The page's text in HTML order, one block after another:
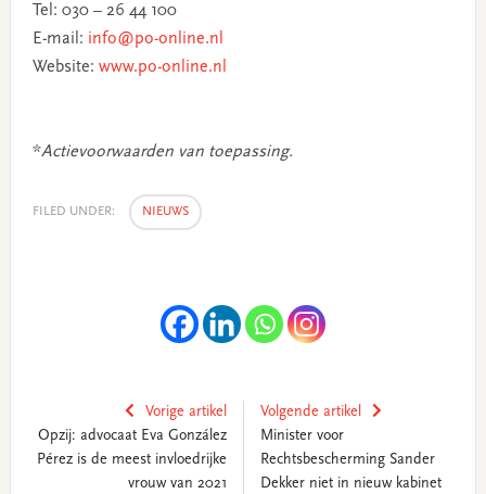
Tel: 030 – 26 44 100
E-mail: info@po-online.nl
Website: www.po-online.nl
*Actievoorwaarden van toepassing.
FILED UNDER: NIEUWS
Vorige artikel
Opzij: advocaat Eva González
Pérez is de meest invloedrijke
vrouw van 2021
Volgende artikel
Minister voor
Rechtsbescherming Sander
Dekker niet in nieuw kabinet